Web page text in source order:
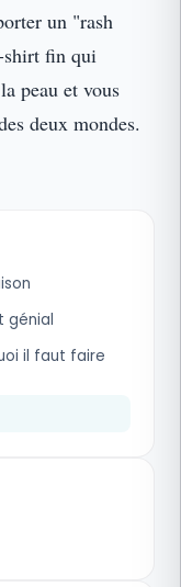
un "rash
shirt fin qui
peau et vous
deux mondes.
génial
il faut faire